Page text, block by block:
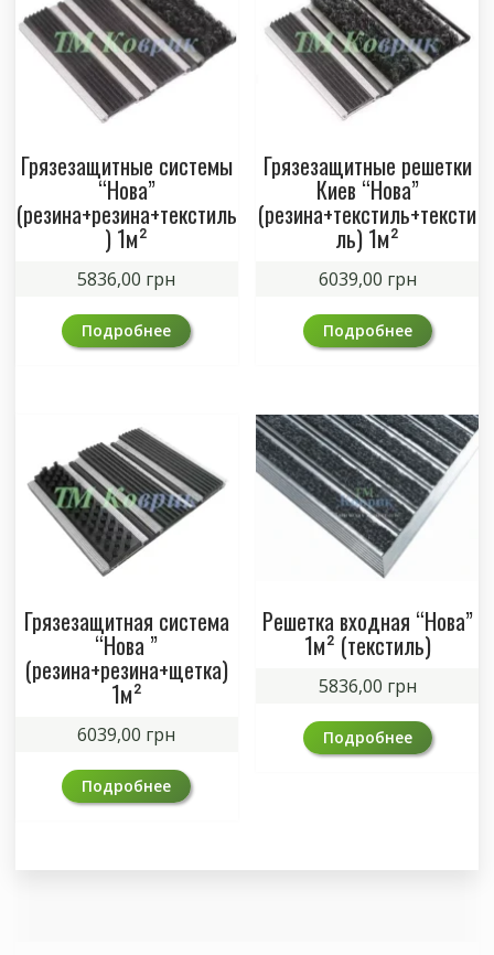
Грязезащитные системы
“Нова”
(резина+резина+текстиль
) 1м²
5836,00 грн
Подробнее
Грязезащитные решетки
Киев “Нова”
(резина+текстиль+тексти
ль) 1м²
6039,00 грн
Подробнее
Грязезащитная система
“Нова ”
(резина+резина+щетка)
1м²
6039,00 грн
Подробнее
Решетка входная “Нова”
1м² (текстиль)
5836,00 грн
Подробнее